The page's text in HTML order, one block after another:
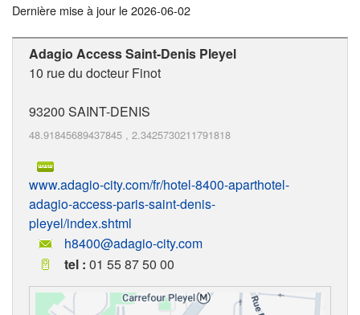
Dernière mise à jour le2026-06-02
Adagio Access Saint-Denis Pleyel
10 rue du docteur Finot
93200 SAINT-DENIS
48.91845689437845 , 2.3425730211791818
www.adagio-city.com/fr/hotel-8400-aparthotel-
adagio-access-paris-saint-denis-
pleyel/index.shtml
h8400@adagio-city.com
tel : 01 55 87 50 00